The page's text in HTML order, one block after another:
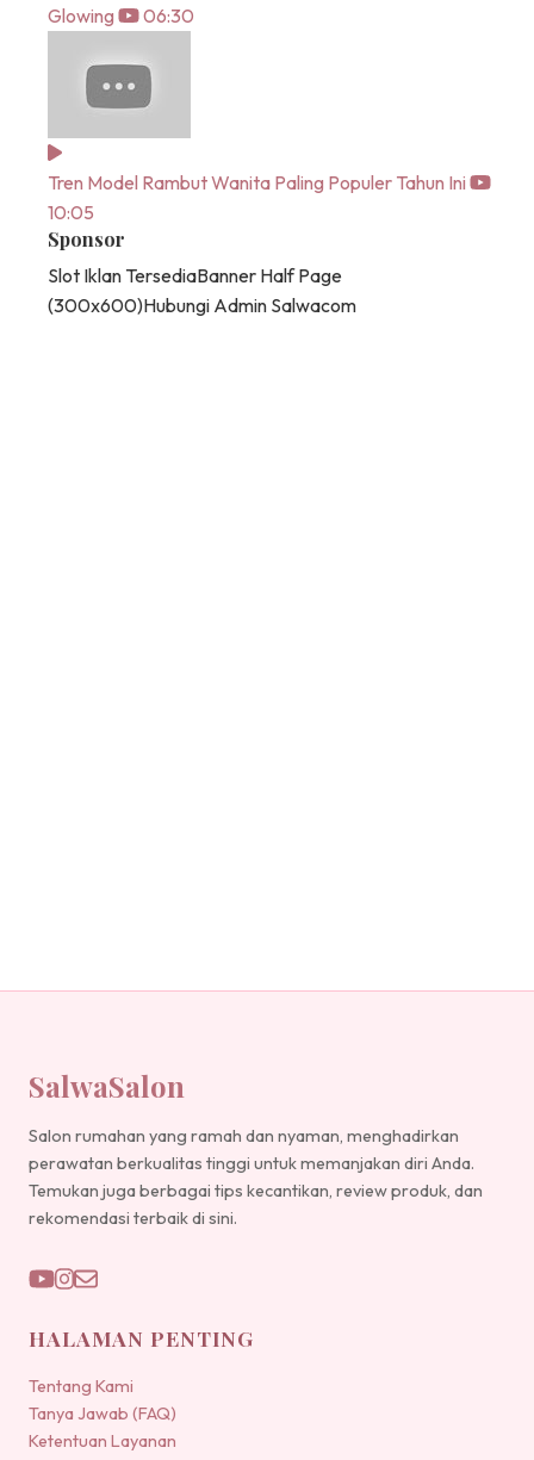
Glowing
06:30
Tren Model Rambut Wanita Paling Populer Tahun Ini
10:05
Sponsor
Slot Iklan TersediaBanner Half Page
(300x600)Hubungi Admin Salwacom
SalwaSalon
Salon rumahan yang ramah dan nyaman, menghadirkan
perawatan berkualitas tinggi untuk memanjakan diri Anda.
Temukan juga berbagai tips kecantikan, review produk, dan
rekomendasi terbaik di sini.
HALAMAN PENTING
Tentang Kami
Tanya Jawab (FAQ)
Ketentuan Layanan